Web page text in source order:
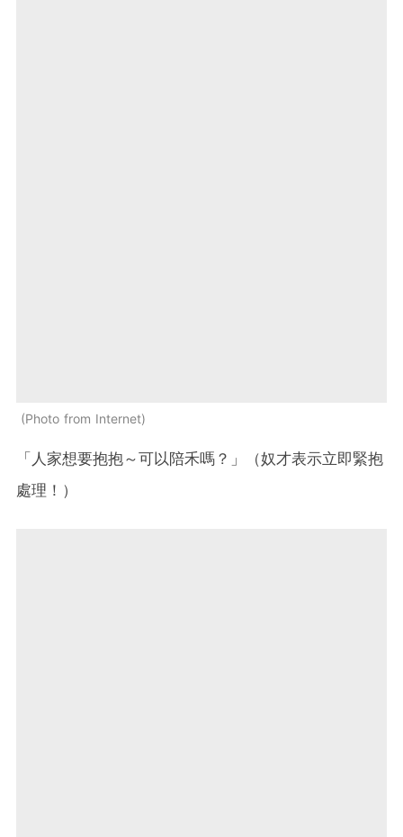
Photo from Internet
「人家想要抱抱～可以陪禾嗎？」（奴才表示立即緊抱
處理！）